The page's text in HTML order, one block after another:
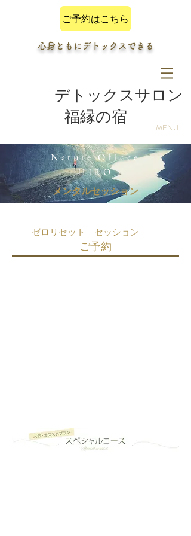
ご予約はこちら
心身ともにデトックスできる
MENU
デトックスサロン
福縁の宿
Nature Oficce
HIRO
メンタルセッション
ゼロリセット セッション
​ご予約